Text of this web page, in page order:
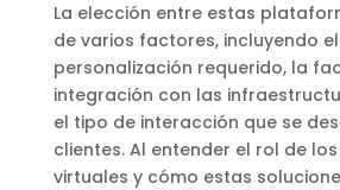
La elección entre estas
de varios factores, incluyendo
personalización requerido, la
integración con las
el tipo de interacción que se
clientes. Al entender el rol de
virtuales y cómo estas